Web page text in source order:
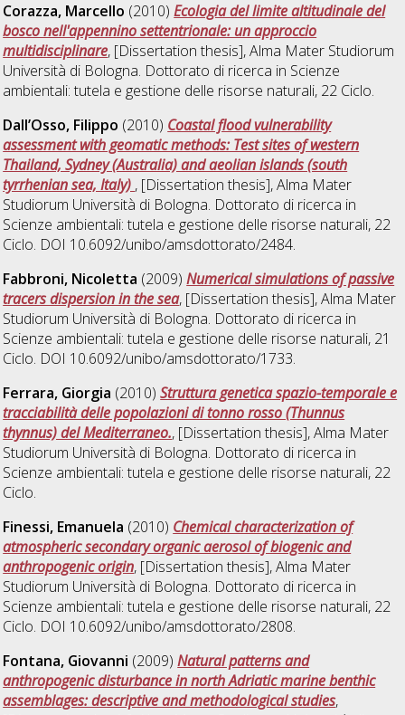
Corazza, Marcello (2010)Ecologia del limite altitudinale del
bosco nell'appennino settentrionale: un approccio
multidisciplinare, [Dissertation thesis], Alma Mater Studiorum
Università di Bologna. Dottorato di ricerca in Scienze
ambientali: tutela e gestione delle risorse naturali, 22 Ciclo.
Dall’Osso, Filippo (2010) Coastal flood vulnerability
assessment with geomatic methods: Test sites of western
Thailand, Sydney (Australia) and aeolian islands (south
tyrrhenian sea, Italy) , [Dissertation thesis], Alma Mater
Studiorum Università di Bologna. Dottorato di ricerca in
Scienze ambientali: tutela e gestione delle risorse naturali, 22
Ciclo. DOI 10.6092/unibo/amsdottorato/2484.
Fabbroni, Nicoletta (2009)Numerical simulations of passive
tracers dispersion in the sea, [Dissertation thesis], Alma Mater
Studiorum Università di Bologna. Dottorato di ricerca in
Scienze ambientali: tutela e gestione delle risorse naturali, 21
Ciclo. DOI 10.6092/unibo/amsdottorato/1733.
Ferrara, Giorgia (2010)Struttura genetica spazio-temporale e
tracciabilità delle popolazioni di tonno rosso (Thunnus
thynnus) del Mediterraneo., [Dissertation thesis], Alma Mater
Studiorum Università di Bologna. Dottorato di ricerca in
Scienze ambientali: tutela e gestione delle risorse naturali, 22
Ciclo.
Finessi, Emanuela (2010) Chemical characterization of
atmospheric secondary organic aerosol of biogenic and
anthropogenic origin, [Dissertation thesis], Alma Mater
Studiorum Università di Bologna. Dottorato di ricerca in
Scienze ambientali: tutela e gestione delle risorse naturali, 22
Ciclo. DOI 10.6092/unibo/amsdottorato/2808.
Fontana, Giovanni (2009)Natural patterns and
anthropogenic disturbance in north Adriatic marine benthic
assemblages: descriptive and methodological studies,